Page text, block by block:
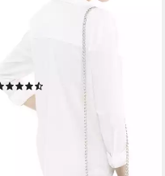
Umhängetasche DIVINA,
Damen Handtasche,
Schultertasche, Mini Bag mit
Schmuckelement
ab 50,35 € 69,99 €
lieferbar - in 2-3 Werktagen bei dir